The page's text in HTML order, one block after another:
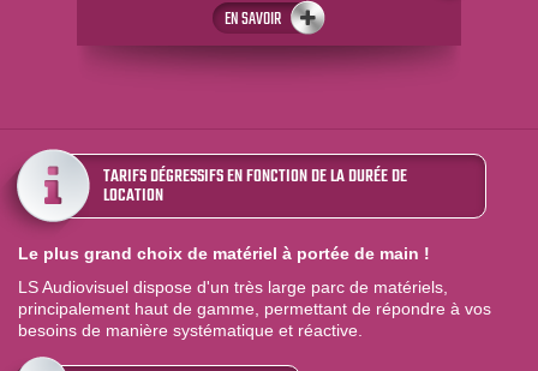
EN SAVOIR
TARIFS DÉGRESSIFS EN FONCTION DE LA DURÉE DE
LOCATION
Le plus grand choix de matériel à portée de main !
LS Audiovisuel dispose d'un très large parc de matériels,
principalement haut de gamme, permettant de répondre à vos
besoins de manière systématique et réactive.